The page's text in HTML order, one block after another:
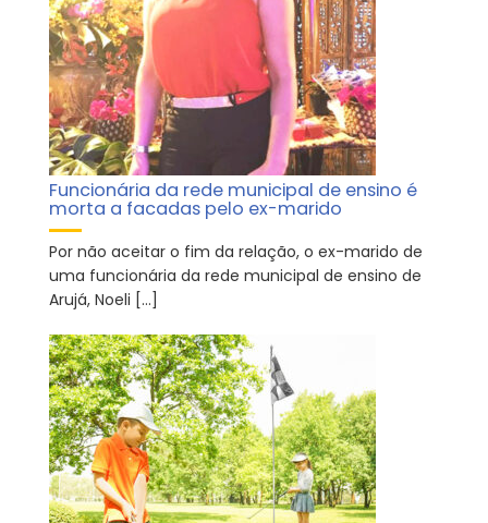
Funcionária da rede municipal de ensino é
morta a facadas pelo ex-marido
Por não aceitar o fim da relação, o ex-marido de
uma funcionária da rede municipal de ensino de
Arujá, Noeli […]